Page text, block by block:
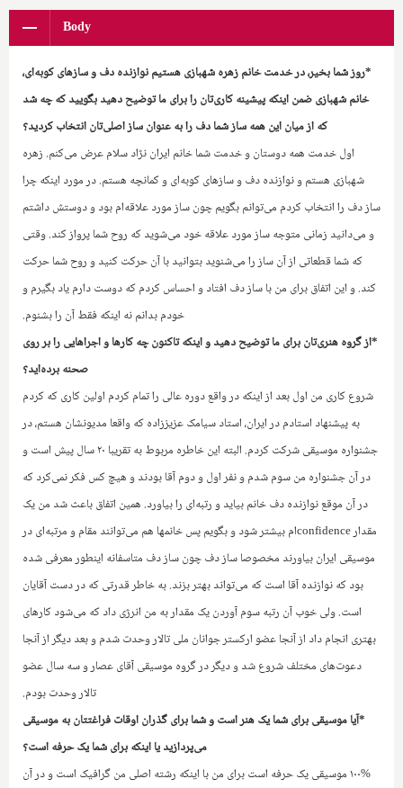
Body
*روز شما بخیر، در خدمت خانم زهره شهبازی هستیم نوازنده دف و سازهای کوبه‌ای،
خانم شهبازی ضمن اینکه پیشینه کاری‌تان را برای ما توضیح دهید بگویید که چه شد
که از میان این همه ساز شما دف را به عنوان ساز اصلی‌تان انتخاب کردید؟
اول خدمت همه دوستان و خدمت شما خانم ایران نژاد سلام عرض می‌کنم. زهره
شهبازی هستم و نوازنده دف و سازهای کوبه‌ای و کمانچه هستم. در مورد اینکه چرا
ساز دف را انتخاب کردم می‌توانم بگویم چون ساز مورد علاقه‌ام بود و دوستش داشتم
و می‌دانید‌ زمانی متوجه ساز مورد علاقه خود می‌شوید که روح شما پرواز کند. وقتی
که شما قطعاتی از آن ساز را می‌شنوید بتوانید با آن حرکت کنید و روح شما حرکت
کند. و این اتفاق برای من با ساز دف افتاد و احساس کردم که دوست دارم یاد بگیرم و
خودم بدانم نه اینکه فقط آن را بشنوم.
*از گروه هنری‌تان برای ما توضیح دهید و اینکه تا‌کنون چه کارها و اجراهایی را بر روی
صحنه برده‌اید؟
شروع کاری من اول بعد از اینکه در واقع دوره عالی را تمام کردم اولین کاری که کردم
به پیشنهاد استادم در ایران‌، استاد سیامک عزیززاده که واقعا مدیونشان هستم، در
جشنواره موسیقی شرکت کردم. البته این خاطره مربوط به تقریبا ۲۰ سال پیش است و
در آن جشنواره من سوم شدم و نفر اول و دوم آقا بودند و هیچ کس فکر نمی‌کرد که
در آن موقع نوازنده دف خانم بیاید و رتبه‌ای را بیاورد. همین اتفاق باعث شد من یک
مقدارconfidenceام بیشتر شود و بگویم پس خانمها هم می‌توانند مقام و مرتبه‌ای در
موسیقی ایران بیاورند مخصوصا ساز دف چون ساز دف متاسفانه اینطور معرفی شده
بود که نوازنده آقا است که می‌تواند بهتر بزند. به خاطر قدرتی که در دست آقایان
است. ولی خوب آن رتبه سوم آوردن یک مقدار به من انرژی داد که می‌شود کارهای
بهتری انجام داد از آنجا عضو ارکستر جوانان ملی تالار وحدت شدم و بعد دیگر از آنجا
دعوت‌های مختلف شروع شد و دیگر در گروه موسیقی آقای عصار و سه سال عضو
تالار وحدت بودم.
*آیا موسیقی برای شما یک هنر است و شما برای گذران اوقات فراغتتان به موسیقی
می‌پردازید یا اینکه برای شما یک حرفه است؟
۱۰۰% موسیقی یک حرفه است برای من با اینکه رشته اصلی من گرافیک است و در آن